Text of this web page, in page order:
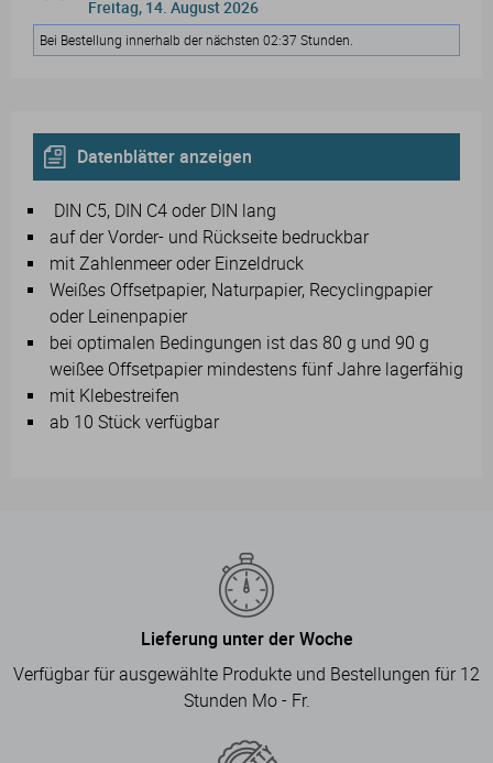
Freitag, 14. August 2026
Bei Bestellung innerhalb der nächsten 02:37 Stunden.
Datenblätter anzeigen
DIN C5, DIN C4 oder DIN lang
auf der Vorder- und Rückseite bedruckbar
mit Zahlenmeer oder Einzeldruck
Weißes Offsetpapier, Naturpapier, Recyclingpapier
oder Leinenpapier
bei optimalen Bedingungen ist das 80 g und 90 g
weißee Offsetpapier mindestens fünf Jahre lagerfähig
mit Klebestreifen
ab 10 Stück verfügbar
Lieferung unter der Woche
Verfügbar für ausgewählte Produkte und Bestellungen für 12
Stunden Mo - Fr.